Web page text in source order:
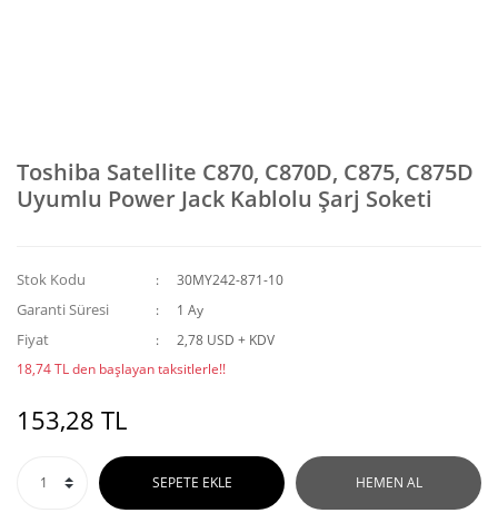
Toshiba Satellite C870, C870D, C875, C875D
Uyumlu Power Jack Kablolu Şarj Soketi
Stok Kodu 30MY242-871-10
Garanti Süresi 1 Ay
Fiyat
2,78 USD + KDV
18,74 TL den başlayan taksitlerle!!
153,28 TL
SEPETE EKLE HEMEN AL